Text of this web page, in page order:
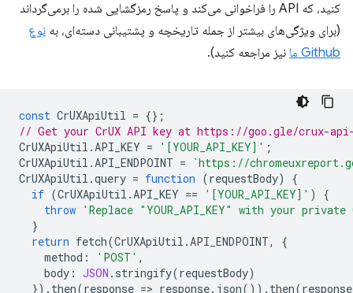
کنید، که API را فراخوانی می‌کند و پاسخ رمزگشایی شده را برمی‌گرداند
(برای ویژگی‌های بیشتر از جمله تاریخچه و پشتیبانی دسته‌ای، به نوع
Github ما
نیز مراجعه کنید).
const CrUXApiUtil = {};
// Get your CrUX API key at https://goo.gle/crux-
CrUXApiUtil .API_KEY = '[YOUR_API_KEY]' ;
CrUXApiUtil .API_ENDPOINT =
`https://
CrUXApiUtil .query = function (requestBody)
{
if (CrUXApiUtil .API_KEY == '[YOUR_API_KEY]' )
{
throw 'Replace "YOUR_API_KEY" with your
}
return fetch(CrUXApiUtil .API_ENDPOINT,
{
method : 'POST' ,
body : JSON . stringify(requestBody)
}). then(response => response. json()). then(response